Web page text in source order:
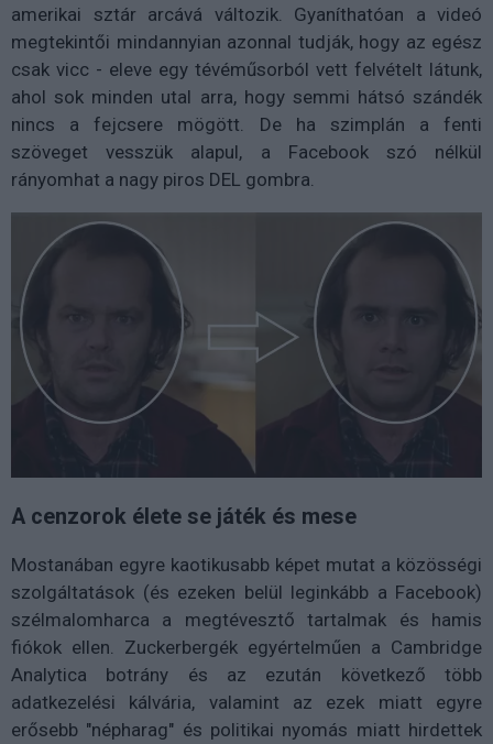
amerikai sztár arcává változik. Gyaníthatóan a videó
megtekintői mindannyian azonnal tudják, hogy az egész
csak vicc - eleve egy tévéműsorból vett felvételt látunk,
ahol sok minden utal arra, hogy semmi hátsó szándék
nincs a fejcsere mögött. De ha szimplán a fenti
szöveget vesszük alapul, a Facebook szó nélkül
rányomhat a nagy piros DEL gombra.
A cenzorok élete se játék és mese
Mostanában egyre kaotikusabb képet mutat a közösségi
szolgáltatások (és ezeken belül leginkább a Facebook)
szélmalomharca a megtévesztő tartalmak és hamis
fiókok ellen. Zuckerbergék egyértelműen a Cambridge
Analytica botrány és az ezután következő több
adatkezelési kálvária, valamint az ezek miatt egyre
erősebb "népharag" és politikai nyomás miatt hirdettek